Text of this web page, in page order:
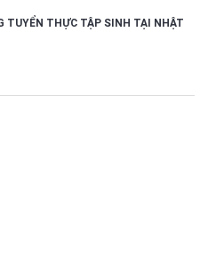
TUYỂN THỰC TẬP SINH TẠI NHẬT